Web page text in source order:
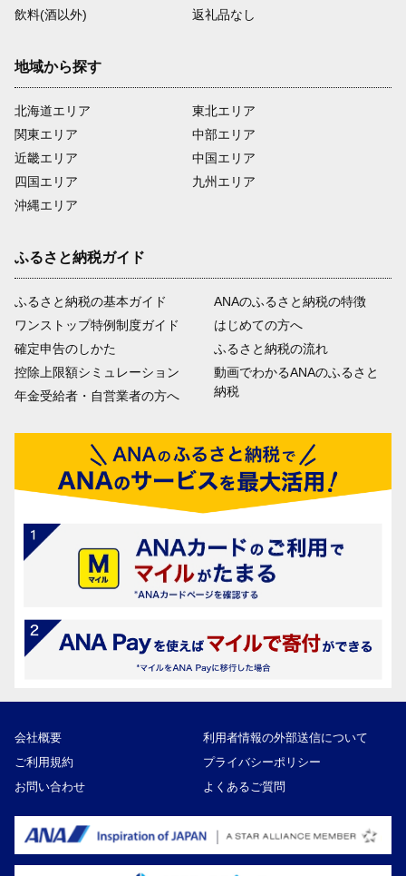
飲料(酒以外)
返礼品なし
地域から探す
北海道エリア
関東エリア
近畿エリア
四国エリア
沖縄エリア
東北エリア
中部エリア
中国エリア
九州エリア
ふるさと納税ガイド
ふるさと納税の基本ガイド
ワンストップ特例制度ガイド
確定申告のしかた
控除上限額シミュレーション
年金受給者・自営業者の方へ
ANAのふるさと納税の特徴
はじめての方へ
ふるさと納税の流れ
動画でわかるANAのふるさと
納税
会社概要
利用者情報の外部送信について
ご利用規約
プライバシーポリシー
お問い合わせ
よくあるご質問